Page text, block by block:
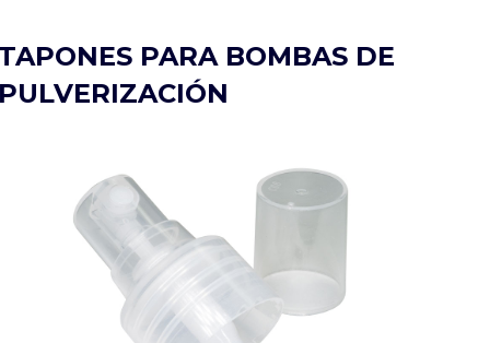
TAPONES PARA BOMBAS DE
PULVERIZACIÓN